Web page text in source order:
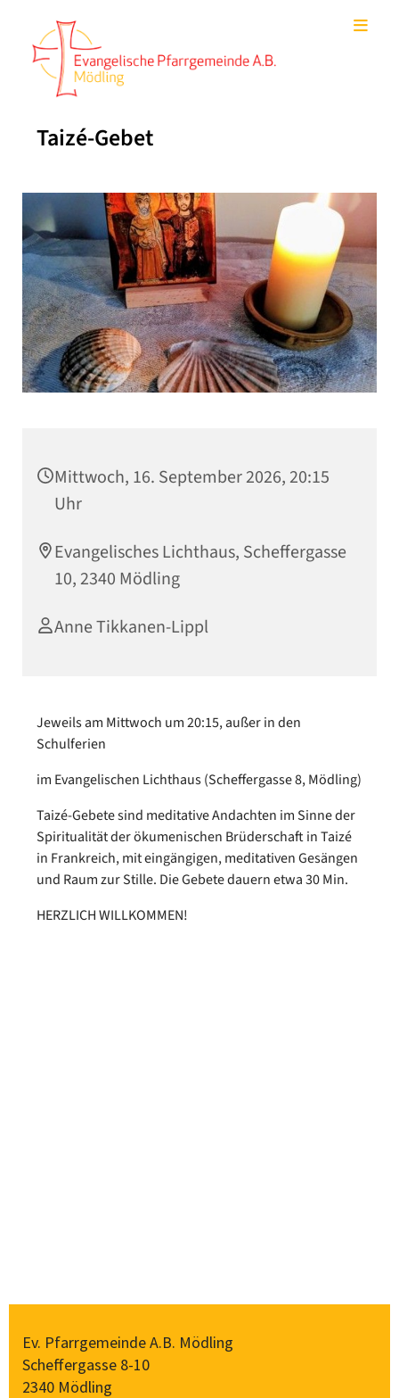
Taizé-Gebet
Mittwoch, 16. September 2026, 20:15
Uhr
Evangelisches Lichthaus, Scheffergasse
10, 2340 Mödling
Anne Tikkanen-Lippl
Jeweils am Mittwoch um 20:15, außer in den
Schulferien
im Evangelischen Lichthaus (Scheffergasse 8, Mödling)
Taizé-Gebete sind meditative Andachten im Sinne der
Spiritualität der ökumenischen Brüderschaft in Taizé
in Frankreich, mit eingängigen, meditativen Gesängen
und Raum zur Stille. Die Gebete dauern etwa 30 Min.
HERZLICH WILLKOMMEN!
Ev. Pfarrgemeinde A.B. Mödling
Scheffergasse 8-10
2340 Mödling